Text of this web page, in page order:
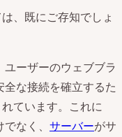
、既にご存知でしょ
ーザーのウェブブラ
な接続を確立するた
ています。これに
なく、 サーバーがサ